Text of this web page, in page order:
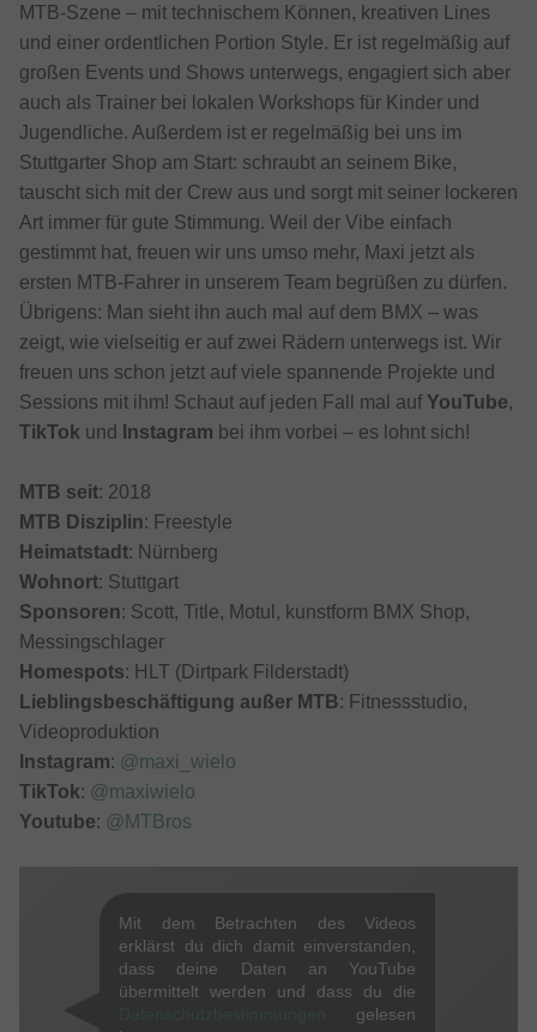
MTB-Szene – mit technischem Können, kreativen Lines
und einer ordentlichen Portion Style. Er ist regelmäßig auf
großen Events und Shows unterwegs, engagiert sich aber
auch als Trainer bei lokalen Workshops für Kinder und
Jugendliche. Außerdem ist er regelmäßig bei uns im
Stuttgarter Shop am Start: schraubt an seinem Bike,
tauscht sich mit der Crew aus und sorgt mit seiner lockeren
Art immer für gute Stimmung. Weil der Vibe einfach
gestimmt hat, freuen wir uns umso mehr, Maxi jetzt als
ersten MTB-Fahrer in unserem Team begrüßen zu dürfen.
Übrigens: Man sieht ihn auch mal auf dem BMX – was
zeigt, wie vielseitig er auf zwei Rädern unterwegs ist. Wir
freuen uns schon jetzt auf viele spannende Projekte und
Sessions mit ihm! Schaut auf jeden Fall mal auf YouTube,
TikTok und Instagram bei ihm vorbei – es lohnt sich!
MTB seit: 2018
MTB Disziplin: Freestyle
Heimatstadt: Nürnberg
Wohnort: Stuttgart
Sponsoren: Scott, Title, Motul, kunstform BMX Shop,
Messingschlager
Homespots: HLT (Dirtpark Filderstadt)
Lieblingsbeschäftigung außer MTB: Fitnessstudio,
Videoproduktion
Instagram: @maxi_wielo
TikTok: @maxiwielo
Youtube: @MTBros
Mit dem Betrachten des Videos
erklärst du dich damit einverstanden,
dass deine Daten an YouTube
übermittelt werden und dass du die
gelesen